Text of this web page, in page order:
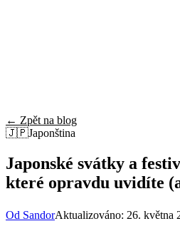
← Zpět na blog
🇯🇵Japonština
Japonské svátky a
které opravdu uvidíte
Od SandorAktualizováno: 26. května